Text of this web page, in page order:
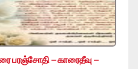
பரஞ்சோதி – காரைதீவு –